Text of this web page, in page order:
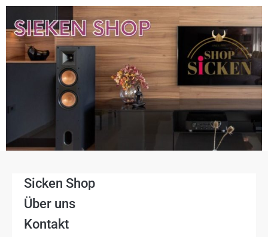
Sicken Shop
Über uns
Kontakt